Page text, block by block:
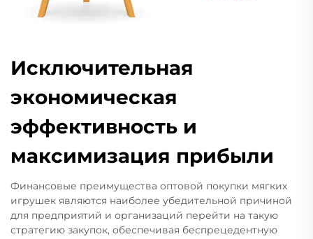
Исключительная
экономическая
эффективность и
максимизация прибыли
Финансовые преимущества оптовой покупки мягких
игрушек являются наиболее убедительной причиной
для предприятий и организаций перейти на такую
стратегию закупок, обеспечивая беспрецедентную